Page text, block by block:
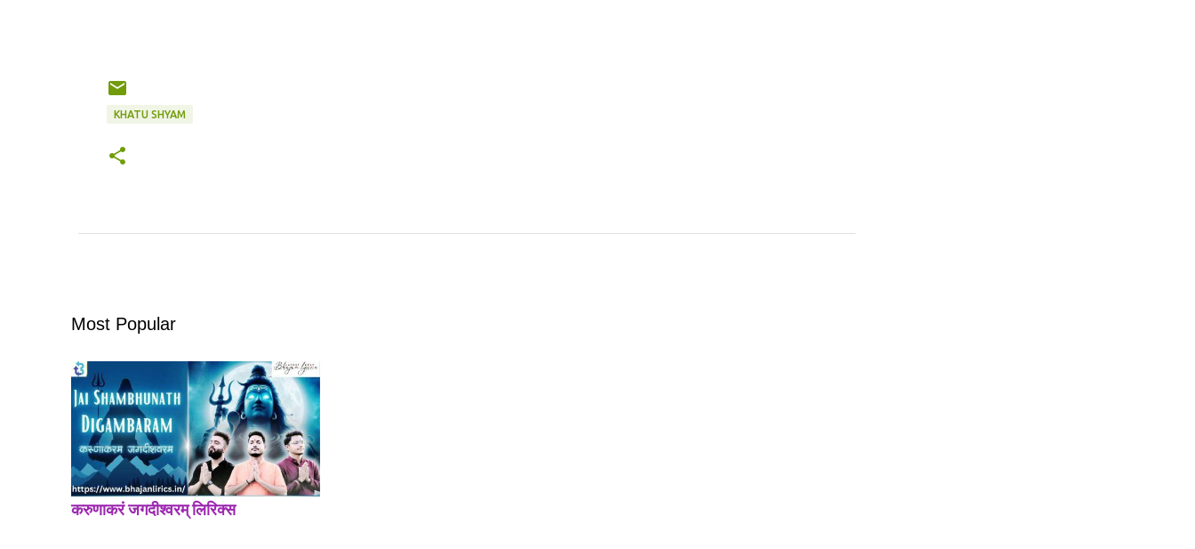
KHATU SHYAM
Most Popular
करुणाकरं जगदीश्वरम् लिरिक्स